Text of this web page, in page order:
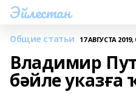
Эйлестан
Общие статьи 17 АВГУСТА 2019,
Владимир
бәйле указға